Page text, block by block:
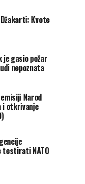
Kvote
gasio požar
nepoznata
Narod
i otkrivanje
testirati NATO